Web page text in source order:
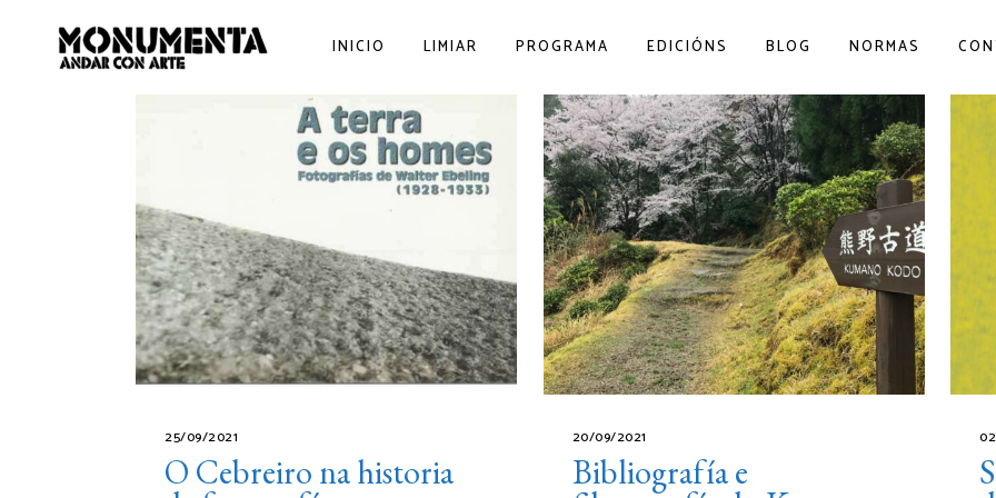
INICIO LIMIAR PROGRAMA EDICIÓNS BLOG NORMAS
25/09/2021
O Cebreiro na historia
20/09/2021
Bibliografía e